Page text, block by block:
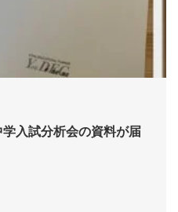
入試分析会の資料が届